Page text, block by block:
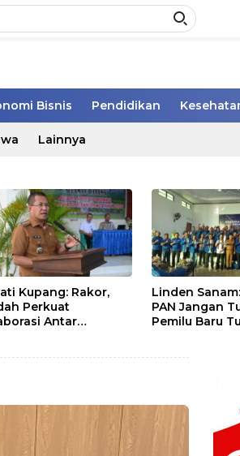
Bisnis Pendidikan
Lainnya
Kupang: Rakor,
Perkuat
Antar
Linden
PAN Jangan
Pemilu Baru